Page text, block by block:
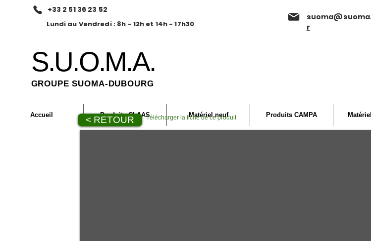
Accueil Produits CLAAS Matériel neuf Produits CAMPA
+33 2 51 36 23 52
Lundi au Vendredi : 8h - 12h et 14h - 17h30
S.U.O.M.A.
GROUPE SUOMA-DUBOURG
r
< RETOUR Télécharger la fiche de ce produit